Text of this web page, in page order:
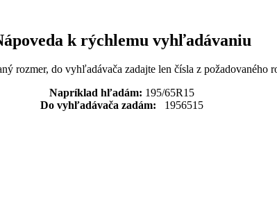
k rýchlemu vyhľadávaniu
rozmer, do vyhľadávača zadajte len čísla z požadovaného
Napríklad hľadám: 195/65R15
Do vyhľadávača zadám: 1956515